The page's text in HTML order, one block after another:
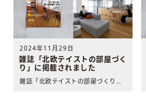
2024年11月29日
雑誌「北欧テイストの部屋づく
り」に掲載されました